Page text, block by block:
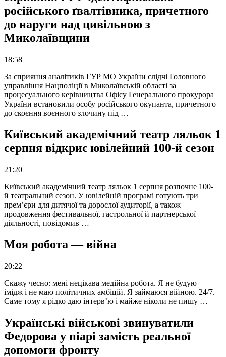
російського ґвалтівника, причетного
до наруги над цивільною з
Миколаївщини
18:58
За сприяння аналітиків ГУР МО України слідчі Головного
управління Нацполіції в Миколаївській області за
процесуального керівництва Офісу Генерального прокурора
України встановили особу російського окупанта, причетного
до скоєння воєнного злочину під …
Київський академічний театр ляльок 1
серпня відкриє ювілейний 100-й сезон
21:20
Київський академічний театр ляльок 1 серпня розпочне 100-
й театральний сезон. У ювілейній програмі готують три
прем’єри для дитячої та дорослої аудиторії, а також
продовження фестивальної, гастрольної й партнерської
діяльності, повідомив …
Моя робота — війна
20:22
Скажу чесно: мені нецікава медійна робота. Я не будую
імідж і не маю політичних амбіцій. Я займаюся війною. 24/7.
Саме тому я рідко даю інтерв’ю і майже ніколи не пишу …
Українські військові звинуватили
Федорова у піарі замість реальної
допомоги фронту